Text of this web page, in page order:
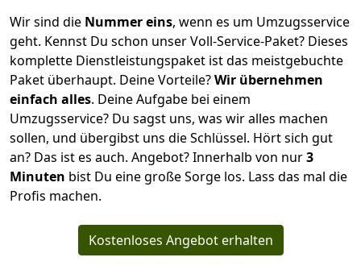
Wir sind die Nummer eins, wenn es um Umzugsservice
geht. Kennst Du schon unser Voll-Service-Paket? Dieses
komplette Dienstleistungspaket ist das meistgebuchte
Paket überhaupt. Deine Vorteile?Wir übernehmen
einfach alles. Deine Aufgabe bei einem
Umzugsservice? Du sagst uns, was wir alles machen
sollen, und übergibst uns die Schlüssel. Hört sich gut
an? Das ist es auch. Angebot? Innerhalb von nur3
Minuten bist Du eine große Sorge los. Lass das mal die
Profis machen.
Kostenloses Angebot erhalten